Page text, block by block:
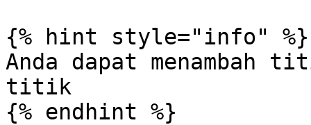
{% hint style="info" %}
Anda dapat menambah
titik
{% endhint %}